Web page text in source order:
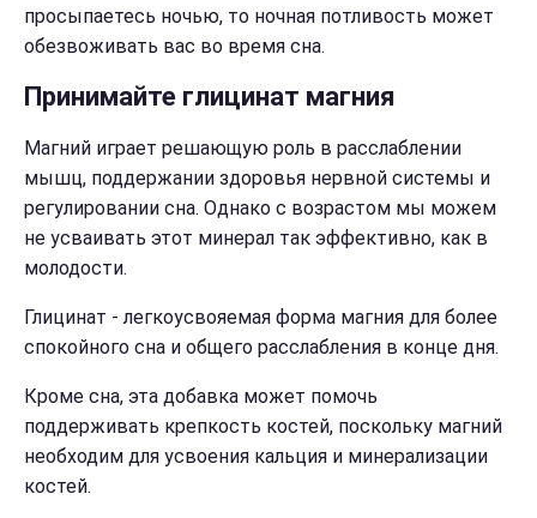
просыпаетесь ночью, то ночная потливость может
обезвоживать вас во время сна.
Принимайте глицинат магния
Магний играет решающую роль в расслаблении
мышц, поддержании здоровья нервной системы и
регулировании сна. Однако с возрастом мы можем
не усваивать этот минерал так эффективно, как в
молодости.
Глицинат - легкоусвояемая форма магния для более
спокойного сна и общего расслабления в конце дня.
Кроме сна, эта добавка может помочь
поддерживать крепкость костей, поскольку магний
необходим для усвоения кальция и минерализации
костей.